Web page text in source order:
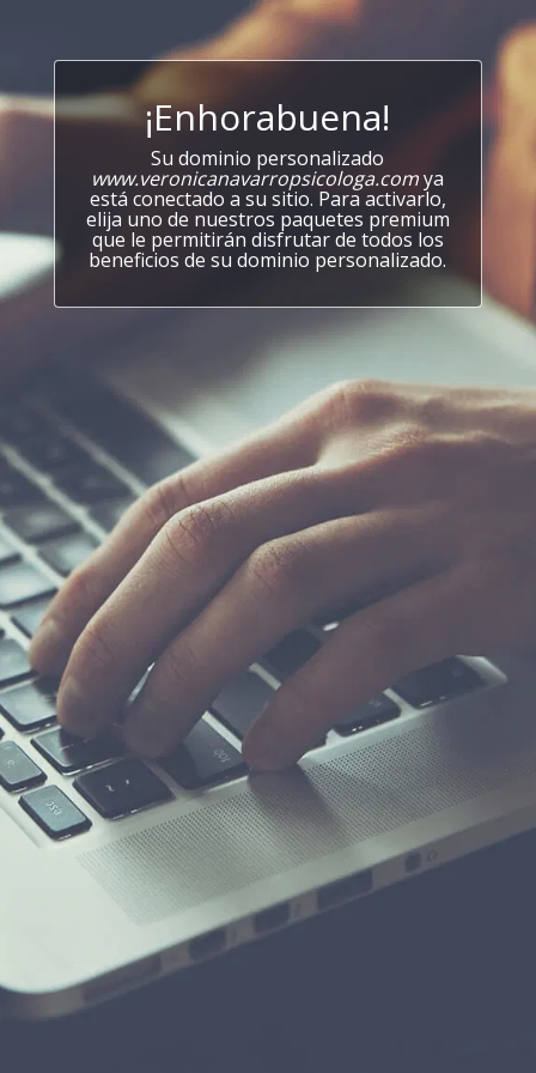
¡Enhorabuena!
Su dominio personalizado
www.veronicanavarropsicologa.comya
está conectado a su sitio. Para activarlo,
elija uno de nuestros paquetes premium
que le permitirán disfrutar de todos los
beneficios de su dominio personalizado.